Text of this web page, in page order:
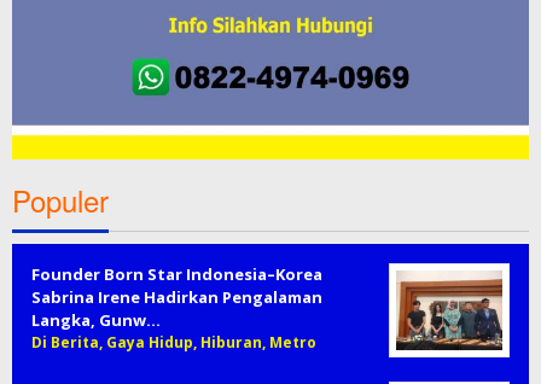
Populer
Founder Born Star Indonesia–Korea
Sabrina Irene Hadirkan Pengalaman
Langka, Gunw…
Di Berita, Gaya Hidup, Hiburan, Metro